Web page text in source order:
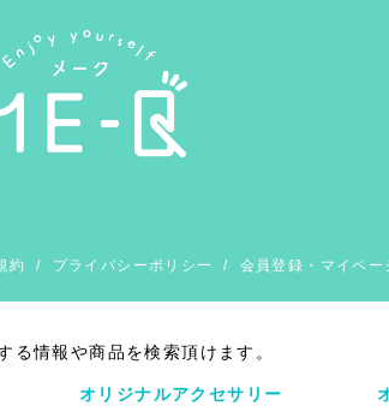
約 / プライバシーポリシー / 会員登録・マイペー
る情報や商品を検索頂けます。
オリジナルアクセサリー